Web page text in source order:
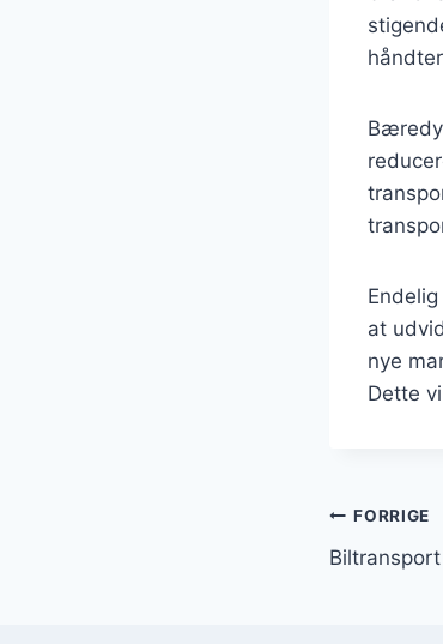
at
nye
Dette
FORRIGE